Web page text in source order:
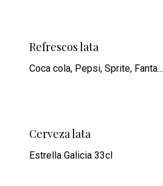
Refrescos lata
Coca cola, Pepsi, Sprite, Fanta...
Cerveza lata
Estrella Galicia 33cl